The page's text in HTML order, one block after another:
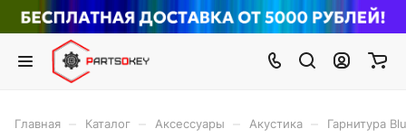
Главная Каталог Аксессуары Акустика Гарнитура